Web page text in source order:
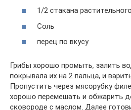
1/2 стакана
Соль
перец по вкусу
Грибы хорошо промыть, залить
покрывала их на 2 пальца, и
Пропустить через мясорубку
хорошо перемешать и обжарить
сковороде с маслом. Далее